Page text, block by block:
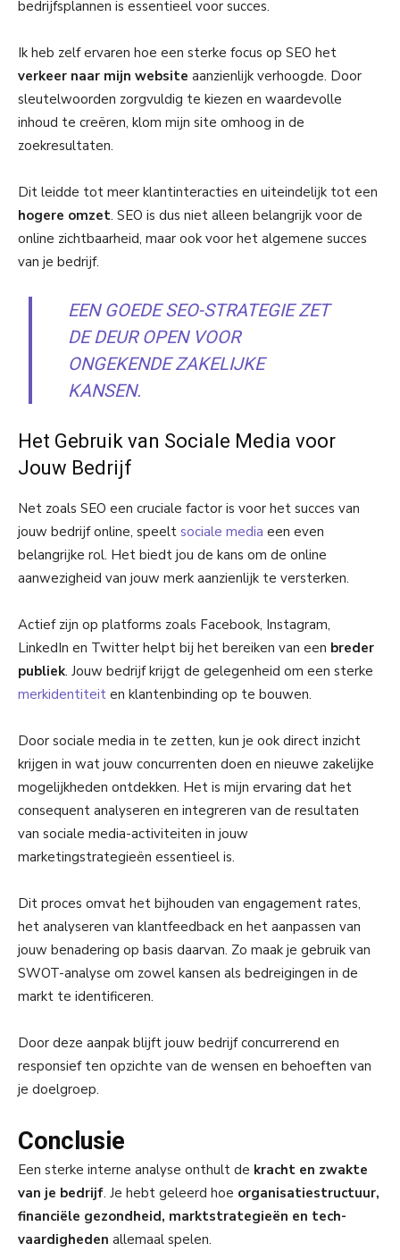
bedrijfsplannen is essentieel voor succes.
Ik heb zelf ervaren hoe een sterke focus op SEO het
verkeer naar mijn website aanzienlijk verhoogde. Door
sleutelwoorden zorgvuldig te kiezen en waardevolle
inhoud te creëren, klom mijn site omhoog in de
zoekresultaten.
Dit leidde tot meer klantinteracties en uiteindelijk tot een
hogere omzet. SEO is dus niet alleen belangrijk voor de
online zichtbaarheid, maar ook voor het algemene succes
van je bedrijf.
EEN GOEDE SEO-STRATEGIE ZET
DE DEUR OPEN VOOR
ONGEKENDE ZAKELIJKE
KANSEN.
Het Gebruik van Sociale Media voor
Jouw Bedrijf
Net zoals SEO een cruciale factor is voor het succes van
jouw bedrijf online, speelt sociale media een even
belangrijke rol. Het biedt jou de kans om de online
aanwezigheid van jouw merk aanzienlijk te versterken.
Actief zijn op platforms zoals Facebook, Instagram,
LinkedIn en Twitter helpt bij het bereiken van een breder
publiek. Jouw bedrijf krijgt de gelegenheid om een sterke
merkidentiteit en klantenbinding op te bouwen.
Door sociale media in te zetten, kun je ook direct inzicht
krijgen in wat jouw concurrenten doen en nieuwe zakelijke
mogelijkheden ontdekken. Het is mijn ervaring dat het
consequent analyseren en integreren van de resultaten
van sociale media-activiteiten in jouw
marketingstrategieën essentieel is.
Dit proces omvat het bijhouden van engagement rates,
het analyseren van klantfeedback en het aanpassen van
jouw benadering op basis daarvan. Zo maak je gebruik van
SWOT-analyse om zowel kansen als bedreigingen in de
markt te identificeren.
Door deze aanpak blijft jouw bedrijf concurrerend en
responsief ten opzichte van de wensen en behoeften van
je doelgroep.
Conclusie
Een sterke interne analyse onthult de kracht en zwakte
van je bedrijf. Je hebt geleerd hoe organisatiestructuur,
financiële gezondheid, marktstrategieën en tech-
vaardigheden allemaal spelen.